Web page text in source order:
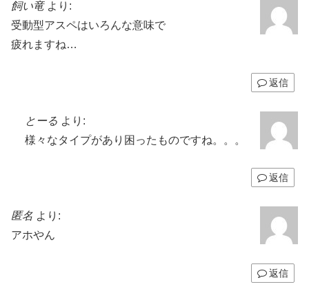
飼い竜 より:
受動型アスペはいろんな意味で
疲れますね…
返信
とーる より:
様々なタイプがあり困ったものですね。。。
返信
匿名 より:
アホやん
返信